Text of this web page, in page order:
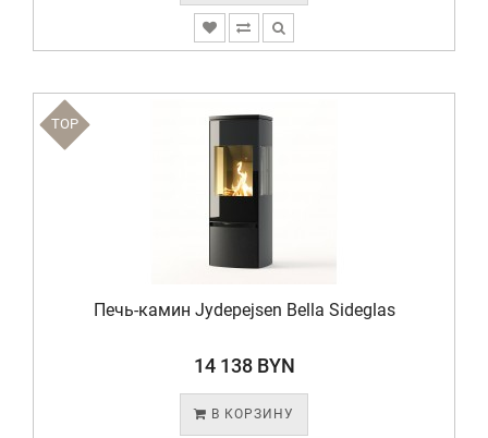
TOP
Печь-камин Jydepejsen Bella Sideglas
14 138 BYN
В КОРЗИНУ